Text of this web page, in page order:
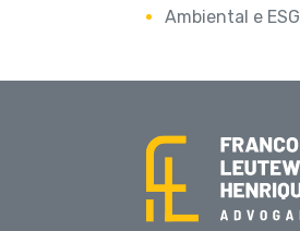
Ambiental e ESG